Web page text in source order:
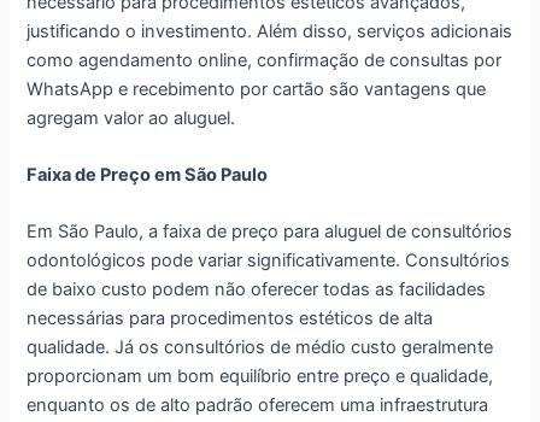
justificando o investimento. Além disso, serviços adicionais
como agendamento online, confirmação de consultas por
WhatsApp e recebimento por cartão são vantagens que
agregam valor ao aluguel.
Faixa de Preço em São Paulo
Em São Paulo, a faixa de preço para aluguel de consultórios
odontológicos pode variar significativamente. Consultórios
de baixo custo podem não oferecer todas as facilidades
necessárias para procedimentos estéticos de alta
qualidade. Já os consultórios de médio custo geralmente
proporcionam um bom equilíbrio entre preço e qualidade,
enquanto os de alto padrão oferecem uma infraestrutura